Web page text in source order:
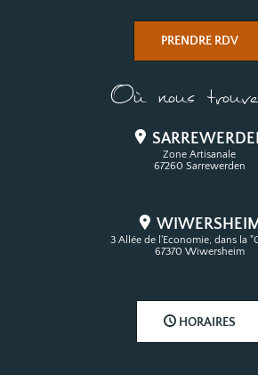
PRENDRE RDV
Où nous
Zone Artisanale
67260 Sarrewerden
3 Allée de l'Economie, dans la
67370 Wiwersheim
HORAIRES